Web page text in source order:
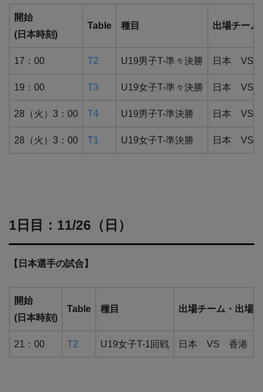
開始
(日本時刻)
Table 種目 出場チーム
17：00 T2 U19男子T-準々決勝 日本 VS
19：00 T3 U19女子T-準々決勝 日本 VS
28（火）3：00 T4 U19男子T-準決勝 日本 VS
28（火）3：00 T1 U19女子T-準決勝 日本 VS
1日目：11/26（日）
【日本選手の試合】
開始
(日本時刻)
Table 種目 出場チーム・出場
21：00 T2 U19女子T-1回戦 日本 VS 香港